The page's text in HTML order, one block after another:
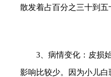
散发着占百分之三十到五
3、病情变化：皮损始
影响比较少。因为小儿